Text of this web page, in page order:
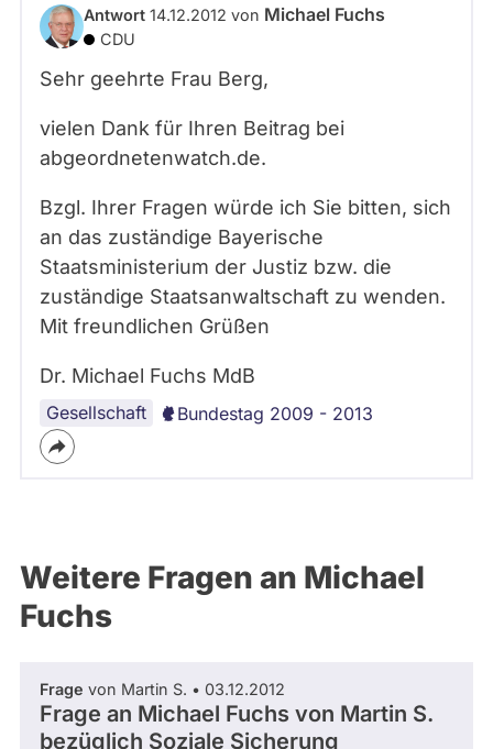
Antwort 14.12.2012 von Michael Fuchs
CDU
Sehr geehrte Frau Berg,
vielen Dank für Ihren Beitrag bei
abgeordnetenwatch.de.
Bzgl. Ihrer Fragen würde ich Sie bitten, sich
an das zuständige Bayerische
Staatsministerium der Justiz bzw. die
zuständige Staatsanwaltschaft zu wenden.
Mit freundlichen Grüßen
Dr. Michael Fuchs MdB
Gesellschaft Bundestag 2009 - 2013
Weitere Fragen an Michael
Fuchs
Frage von Martin S. • 03.12.2012
Frage an Michael Fuchs von Martin S.
bezüglich Soziale Sicherung